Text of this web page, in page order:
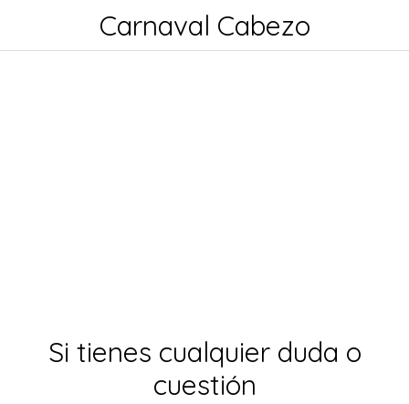
Carnaval Cabezo
Si tienes cualquier duda o
cuestión